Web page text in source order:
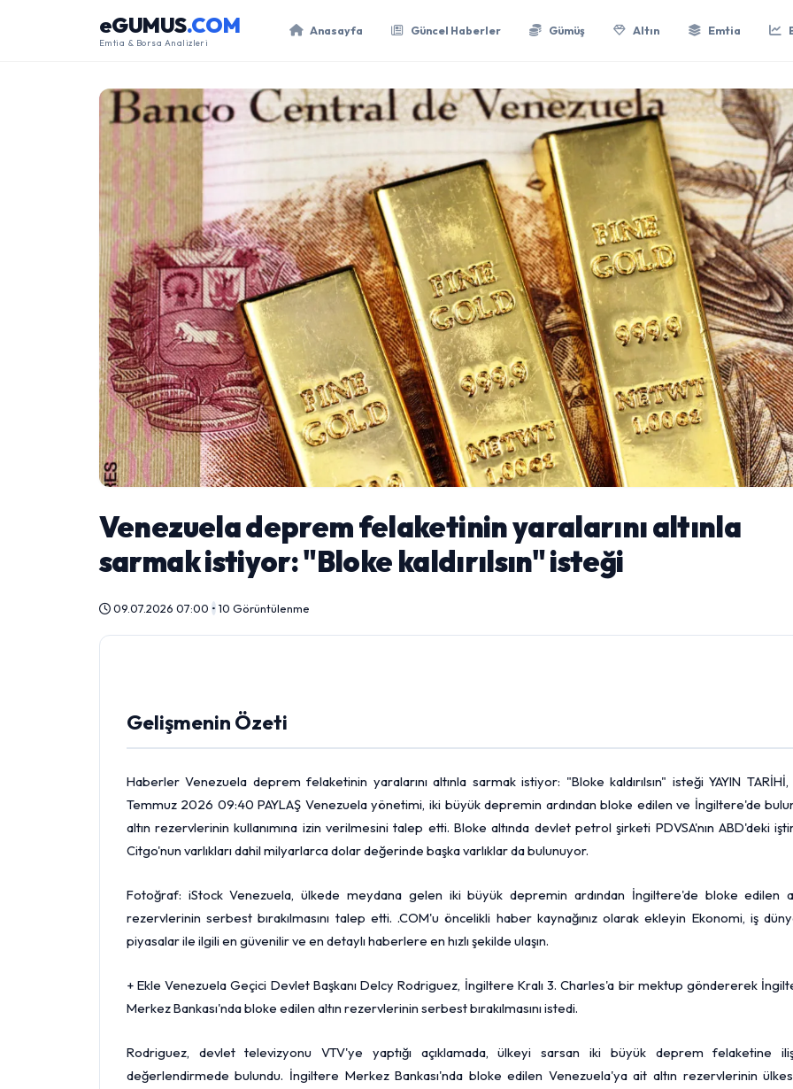
eGUMUS.COM
Emtia & Borsa Analizleri
Anasayfa Güncel Haberler Gümüş Altın Emtia
Venezuela deprem felaketinin yaralarını altınla
sarmak istiyor: "Bloke kaldırılsın" isteği
09.07.2026 07:00 • 10 Görüntülenme
Gelişmenin Özeti
Haberler Venezuela deprem felaketinin yaralarını altınla sarmak istiyor: "Bloke kaldırılsın" isteği YAYIN
Temmuz 2026 09:40 PAYLAŞ Venezuela yönetimi, iki büyük depremin ardından bloke edilen ve İngiltere'de
altın rezervlerinin kullanımına izin verilmesini talep etti. Bloke altında devlet petrol şirketi PDVSA'nın ABD'deki
Citgo'nun varlıkları dahil milyarlarcadolardeğerinde başka varlıklar da bulunuyor.
Fotoğraf: iStock Venezuela, ülkede meydana gelen iki büyük depremin ardından İngiltere'de bloke edilen
rezervlerinin serbest bırakılmasını talep etti. .COM'u öncelikli haber kaynağınız olarak ekleyin Ekonomi, iş
piyasalar ile ilgili en güvenilir ve en detaylı haberlere en hızlı şekilde ulaşın.
+ Ekle Venezuela Geçici Devlet Başkanı Delcy Rodriguez, İngiltere Kralı 3. Charles'a bir mektup göndererek
Merkez Bankası'nda bloke edilen altın rezervlerinin serbest bırakılmasını istedi.
Rodriguez, devlet televizyonu VTV'ye yaptığı açıklamada, ülkeyi sarsan iki büyük deprem felaketine
değerlendirmede bulundu. İngiltere Merkez Bankası'nda bloke edilen Venezuela'ya ait altın rezervlerinin